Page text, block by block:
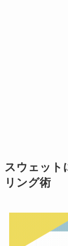
スウェット
リング術